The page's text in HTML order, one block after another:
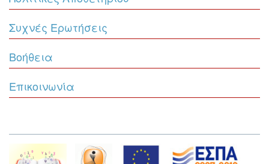
Συχνές Ερωτήσεις
Βοήθεια
Επικοινωνία